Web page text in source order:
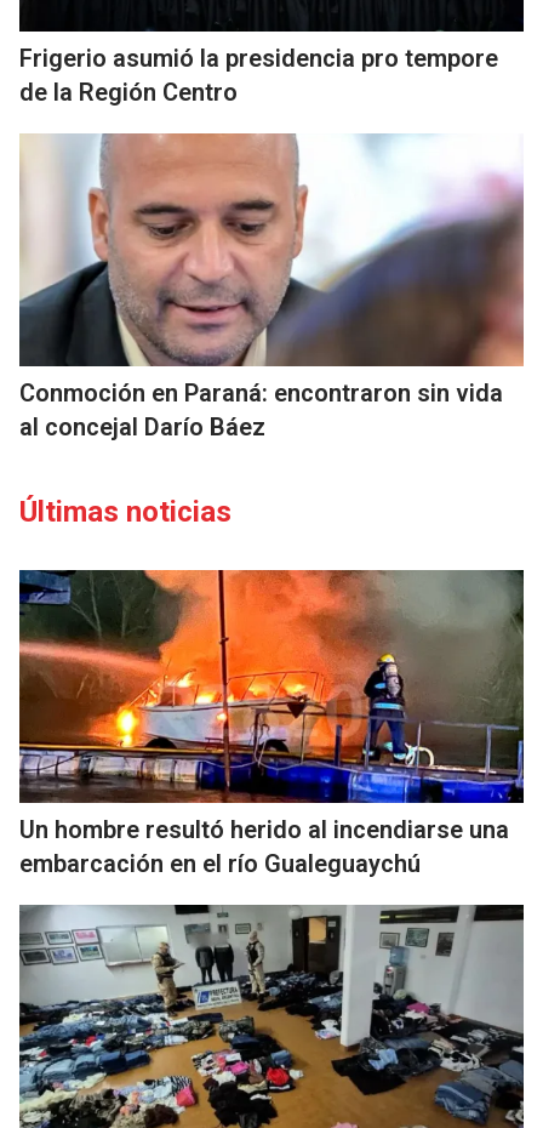
Frigerio asumió la presidencia pro tempore
de la Región Centro
Conmoción en Paraná: encontraron sin vida
al concejal Darío Báez
Últimas noticias
Un hombre resultó herido al incendiarse una
embarcación en el río Gualeguaychú